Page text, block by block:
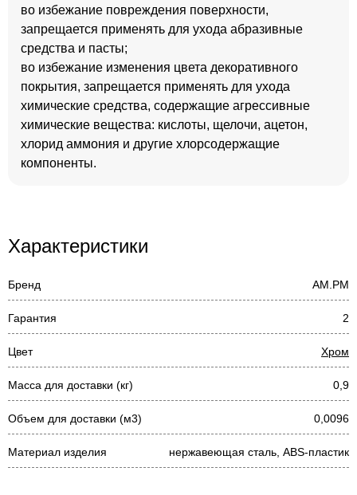
во избежание повреждения поверхности,
запрещается применять для ухода абразивные
средства и пасты;
во избежание изменения цвета декоративного
покрытия, запрещается применять для ухода
химические средства, содержащие агрессивные
химические вещества: кислоты, щелочи, ацетон,
хлорид аммония и другие хлорсодержащие
компоненты.
Характеристики
Бренд AM.PM
Гарантия 2
Цвет Хром
Масса для доставки (кг) 0,9
Объем для доставки (м3) 0,0096
Материал изделия нержавеющая сталь, ABS-пластик